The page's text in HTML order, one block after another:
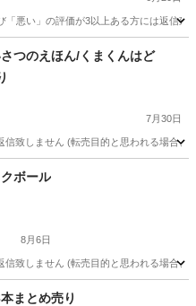
「悪い」の評価が3以上ある方には返信
貸したい 場所
つのえほん/くまくんはど
7月30日
信致しません (転売目的と思われる場合
ボール
8月6日
致しません (転売目的と思われる場合
パズル
まとめ売り